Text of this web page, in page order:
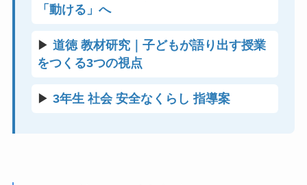
「動ける」へ
▶ 道徳 教材研究｜子どもが語り出す授業
をつくる3つの視点
▶ 3年生 社会 安全なくらし 指導案